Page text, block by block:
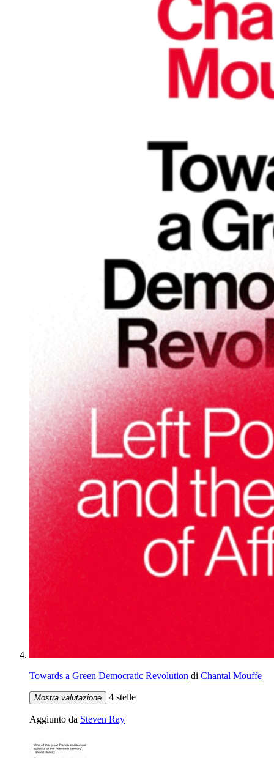
Towards a Green Democratic Revolution di Chantal Mouffe
Mostra valutazione 4 stelle
Aggiunto da Steven Ray